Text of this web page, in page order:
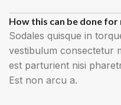
How this can be done for
Sodales quisque in
vestibulum consectetur
est parturient nisi
Est non arcu a.